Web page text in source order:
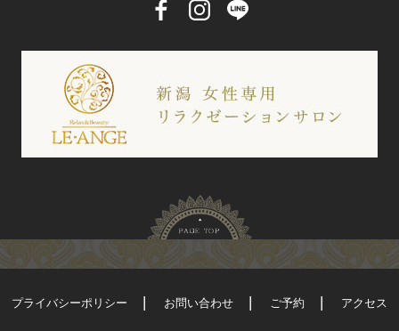
プライバシーポリシー お問い合わせ ご予約 アクセス